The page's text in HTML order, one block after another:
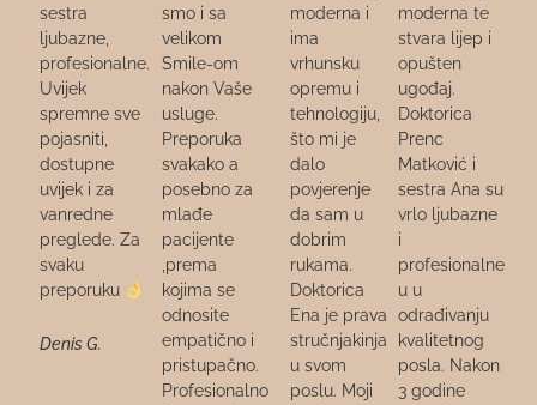
sestra
ljubazne,
profesionalne.
Uvijek
spremne sve
pojasniti,
dostupne
uvijek i za
vanredne
preglede. Za
svaku
preporuku
Denis G.
smo i sa
velikom
Smile-om
nakon Vaše
usluge.
Preporuka
svakako a
posebno za
mlađe
pacijente
,prema
kojima se
odnosite
empatično i
pristupačno.
Profesionalno
moderna i
ima
vrhunsku
opremu i
tehnologiju,
što mi je
dalo
povjerenje
da sam u
dobrim
rukama.
Doktorica
Ena je prava
stručnjakinja
u svom
poslu. Moji
moderna te
stvara lijep i
opušten
ugođaj.
Doktorica
Prenc
Matković i
sestra Ana su
vrlo ljubazne
i
profesionalne
u u
odrađivanju
kvalitetnog
posla. Nakon
3 godine